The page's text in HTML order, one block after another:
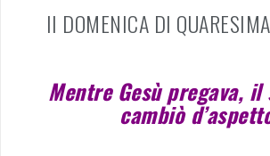
II DOMENICA DI
Mentre Gesù pregava,
cambiò